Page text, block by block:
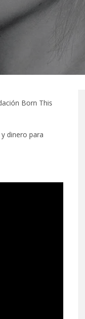
Born This
dinero para